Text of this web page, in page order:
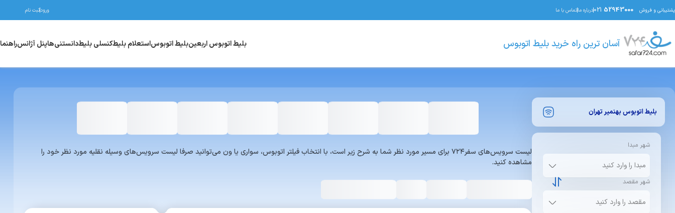
پشتیبانی و فروش 021 52943000 درباره ماتماس با ما ورودثبت نام
آسان ترین راه خرید بلیط اتوبوس بلیط اتوبوس اربعینبلیط اتوبوساستعلام بلیطکنسلی بلیطدانستنی‌هاپنل آژانسراهنما
بلیط اتوبوس بهنمیر تهران
شهر مبدا
شهر مقصد
لیست سرویس‌های سفر۷۲۴ برای مسیر مورد نظر شما به شرح زیر است، با انتخاب فیلتر اتوبوس، سواری یا ون می‌توانید صرفا لیست سرویس‌های وسیله نقلیه مورد نظر خود را
مشاهده کنید.